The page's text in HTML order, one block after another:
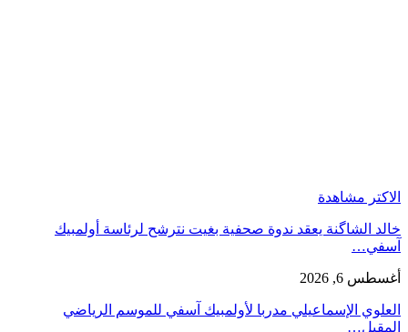
الاكتر مشاهدة
خالد الشاگنة يعقد ندوة صحفية بغيت نترشح لرئاسة أولمبيك
آسفي…
أغسطس 6, 2026
العلوي الإسماعيلي مدربا لأولمبيك آسفي للموسم الرياضي
المقبل…